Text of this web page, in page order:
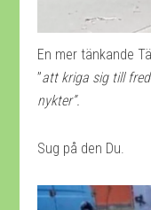
En mer tänkande
”att kriga sig till
nykter”.
Sug på den Du.